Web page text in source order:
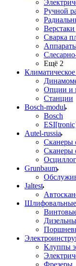
Ручной
Верстаки
Сварка
Ещё 2
Опции и
Станции
Bosch-modul
Bosch
Autel-russia
Сканеры
Сканеры
Grunbaum
Jaltest
Клуппы
Фрезеры